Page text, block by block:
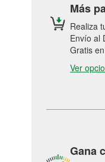
Más
Realiza
Envío al
Gratis
Ver
Gana